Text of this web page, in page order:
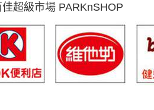
超級市場 PARKnSHOP